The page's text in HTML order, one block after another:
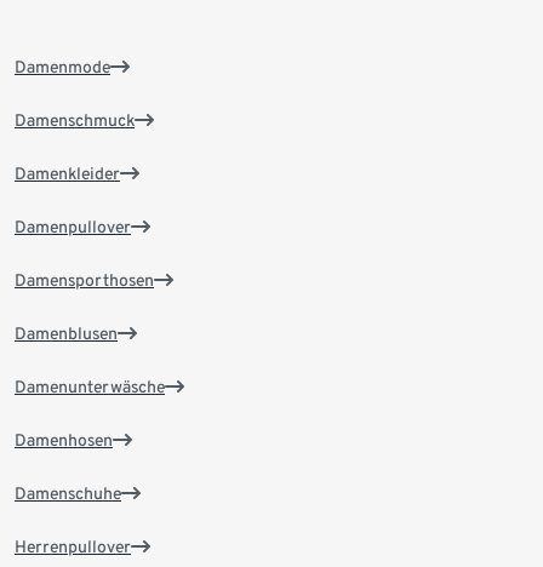
Damenmode
Damenschmuck
Damenkleider
Damenpullover
Damensporthosen
Damenblusen
Damenunterwäsche
Damenhosen
Damenschuhe
Herrenpullover